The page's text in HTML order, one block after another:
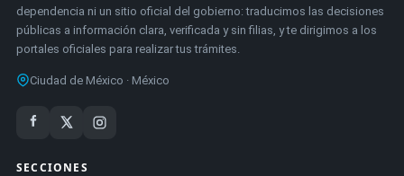
dependencia ni un sitio oficial del gobierno: traducimos las decisiones
públicas a información clara, verificada y sin filias, y te dirigimos a los
portales oficiales para realizar tus trámites.
Ciudad de México · México
SECCIONES